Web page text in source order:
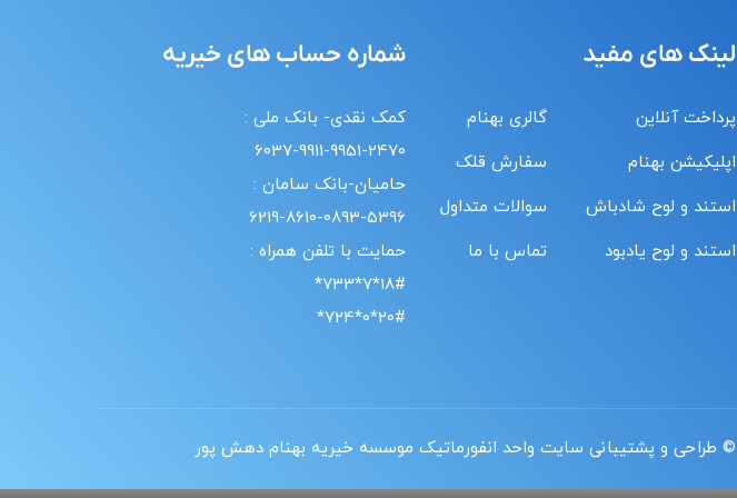
لینک های مفید
پرداخت آنلاین
اپلیکیشن بهنام
استند و لوح شادباش
استند و لوح یادبود
گالری بهنام
سفارش قلک
سوالات متداول
تماس با ما
شماره حساب های خیریه
کمک نقدی- بانک ملی :
6037-9911-9951-2470
حامیان-بانک سامان :
6219-8610-0893-5396
حمایت با تلفن همراه :
18#*7*733*
20#*0*724*
© طراحی و پشتیبانی سایت واحد انفورماتیک موسسه خیریه بهنام دهش پور